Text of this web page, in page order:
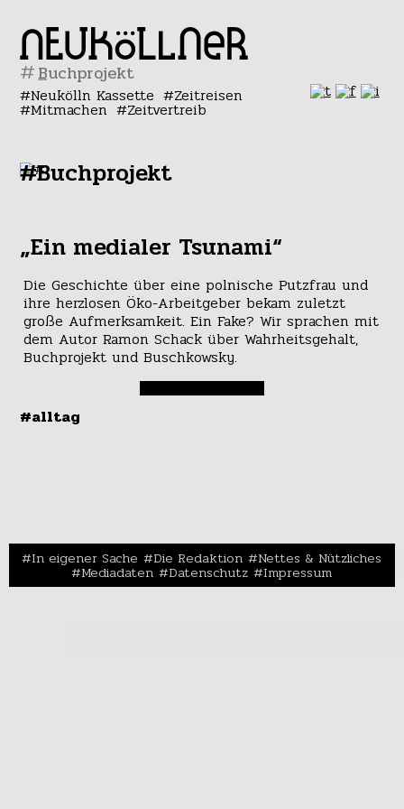
#
Neukölln Kassette Zeitreisen
Mitmachen Zeitvertreib
#Buchprojekt
„Ein medialer Tsunami“
Die Geschichte über eine polnische Putzfrau und
ihre herzlosen Öko-Arbeitgeber bekam zuletzt
große Aufmerksamkeit. Ein Fake? Wir sprachen mit
dem Autor Ramon Schack über Wahrheitsgehalt,
Buchprojekt und Buschkowsky.
#alltag
In eigener Sache Die Redaktion Nettes & Nützliches
Mediadaten Datenschutz Impressum